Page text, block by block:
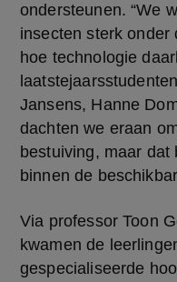
ondersteunen. “We
insecten sterk onder
hoe technologie
Jansens, Hanne
dachten we eraan
bestuiving, maar dat
binnen de
Via professor Toon
kwamen de
gespecialiseerde